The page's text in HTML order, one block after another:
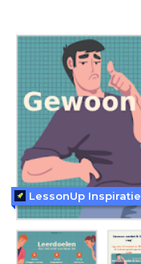
LessonUp Inspiratie